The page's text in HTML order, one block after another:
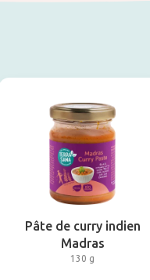
Pâte de curry indien
Madras
130 g